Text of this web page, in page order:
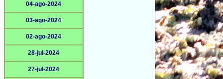
04-ago-2024
03-ago-2024
02-ago-2024
28-jul-2024
27-jul-2024